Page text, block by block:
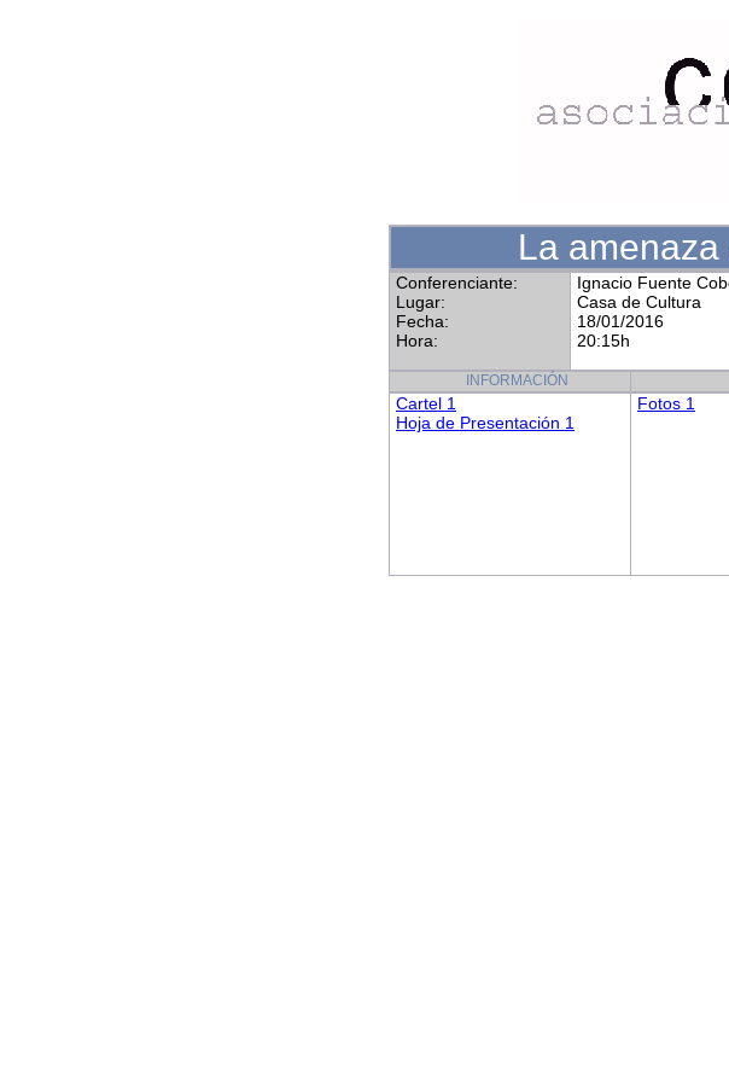
La
Conferenciante:
Lugar:
Fecha:
Hora:
Ignacio Fuente
Casa de Cultura
18/01/2016
20:15h
INFORMACIÓN
Cartel 1
Hoja de Presentación 1
Fotos 1